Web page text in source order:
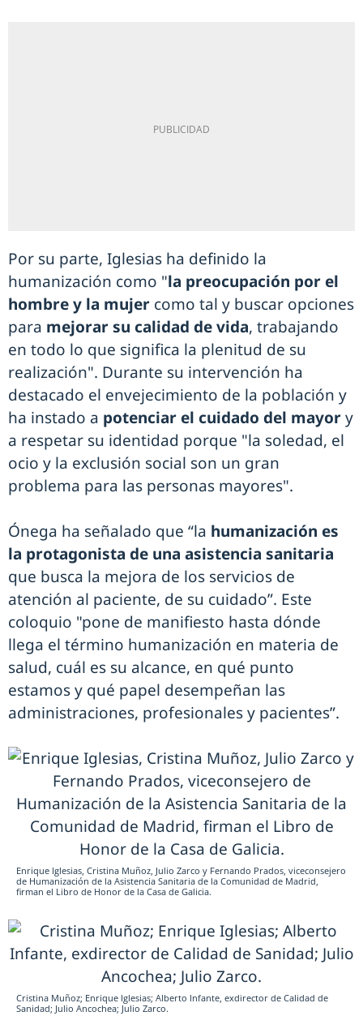
Por su parte, Iglesias ha definido la
humanización como "la preocupación por el
hombre y la mujer como tal y buscar opciones
para mejorar su calidad de vida, trabajando
en todo lo que significa la plenitud de su
realización". Durante su intervención ha
destacado el envejecimiento de la población y
ha instado a potenciar el cuidado del mayory
a respetar su identidad porque "la soledad, el
ocio y la exclusión social son un gran
problema para las personas mayores".
Ónega ha señalado que “la humanización es
la protagonista de una asistencia sanitaria
que busca la mejora de los servicios de
atención al paciente, de su cuidado”. Este
coloquio "pone de manifiesto hasta dónde
llega el término humanización en materia de
salud, cuál es su alcance, en qué punto
estamos y qué papel desempeñan las
administraciones, profesionales y pacientes”.
Enrique Iglesias, Cristina Muñoz, Julio Zarco y Fernando Prados, viceconsejero
de Humanización de la Asistencia Sanitaria de la Comunidad de Madrid,
firman el Libro de Honor de la Casa de Galicia.
Cristina Muñoz; Enrique Iglesias; Alberto Infante, exdirector de Calidad de
Sanidad; Julio Ancochea; Julio Zarco.